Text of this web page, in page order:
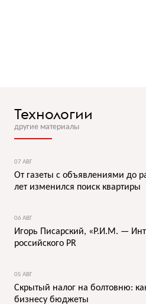
Технологии
другие материалы
07 АВГ
От газеты с объявлениями до
лет изменился поиск квартиры
06 АВГ
Игорь Писарский, «Р.И.М. —
российского PR
05 АВГ
Скрытый налог на болтовню:
бизнесу бюджеты